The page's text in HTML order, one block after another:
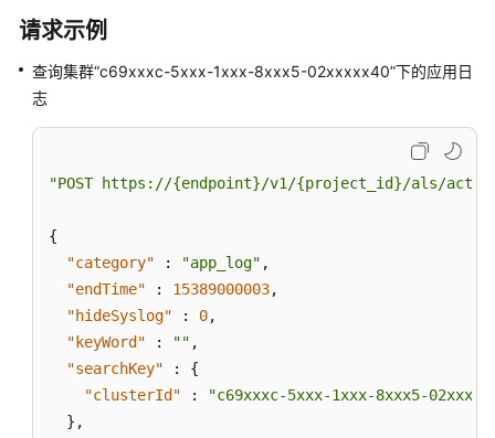
域）
通
用
考
责
请求示例
查询集群“c69xxxc-5xxx-1xxx-8xxx5-02xxxxx40”下的应用日
志
"POST https://{endpoint}/v1/{project_id}/als/
{
"category"
: "app_log" ,
"endTime"
: 15389000003,
"hideSyslog"
: 0,
"keyWord"
: "" ,
"searchKey"
:
{
"clusterId"
:
"c69xxxc-5xxx-1xxx-8xxx5-
} ,